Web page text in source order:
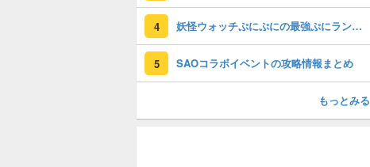
4 妖怪ウォッチぷにぷにの最強ぷにランキング！
5 SAOコラボイベントの攻略情報まとめ
もっとみる